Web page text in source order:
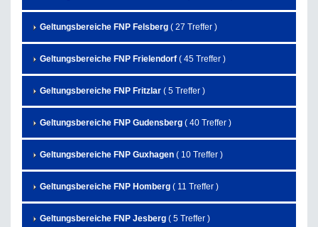
Geltungsbereiche FNP Felsberg ( 27 Treffer )
Geltungsbereiche FNP Frielendorf ( 45 Treffer )
Geltungsbereiche FNP Fritzlar ( 5 Treffer )
Geltungsbereiche FNP Gudensberg ( 40 Treffer )
Geltungsbereiche FNP Guxhagen ( 10 Treffer )
Geltungsbereiche FNP Homberg ( 11 Treffer )
Geltungsbereiche FNP Jesberg ( 5 Treffer )